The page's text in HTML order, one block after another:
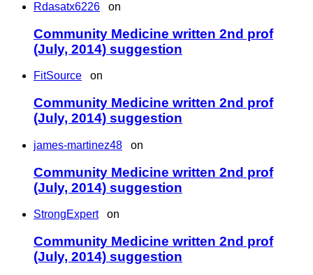
Rdasatx6226 on
Community Medicine written 2nd prof
(July, 2014) suggestion
FitSource on
Community Medicine written 2nd prof
(July, 2014) suggestion
james-martinez48 on
Community Medicine written 2nd prof
(July, 2014) suggestion
StrongExperton
Community Medicine written 2nd prof
(July, 2014) suggestion